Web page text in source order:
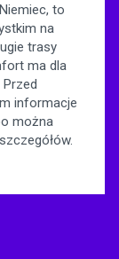
to
na
trasy
ma dla
informacje
można